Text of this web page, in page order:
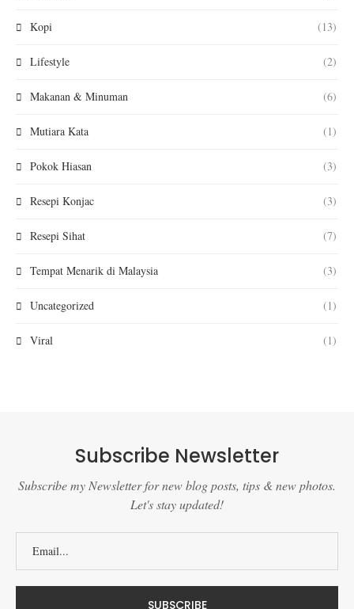
Kopi (13)
Lifestyle (2)
Makanan & Minuman (6)
Mutiara Kata (1)
Pokok Hiasan (3)
Resepi Konjac (3)
Resepi Sihat (7)
Tempat Menarik di Malaysia (3)
Uncategorized (1)
Viral (1)
Subscribe Newsletter
Subscribe my Newsletter for new blog posts, tips & new photos.
Let's stay updated!